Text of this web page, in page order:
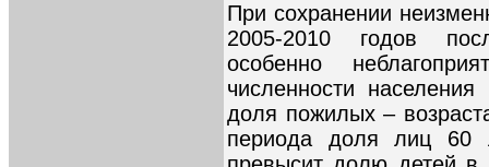
При сохранении
2005-2010 годов
особенно
численности
доля пожилых –
периода доля лиц 60